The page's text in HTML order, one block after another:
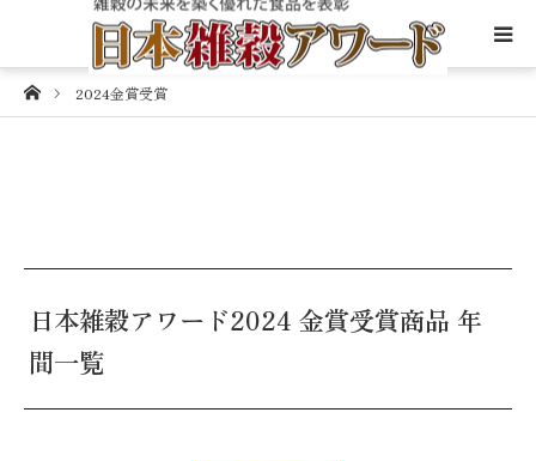
Home 2024金賞受賞
日本雑穀アワード2024 金賞受賞商品 年
間一覧
日本雑穀アワード制度について
制度に関するFAQ
殿堂入り認定商品